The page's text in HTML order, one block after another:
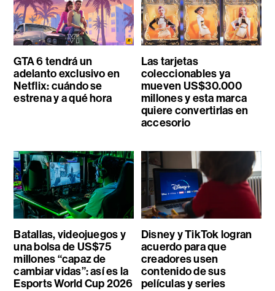
GTA 6 tendrá un
adelanto exclusivo en
Netflix: cuándo se
estrena y a qué hora
Las tarjetas
coleccionables ya
mueven US$30.000
millones y esta marca
quiere convertirlas en
accesorio
Batallas, videojuegos y
una bolsa de US$75
millones “capaz de
cambiar vidas”: así es la
Esports World Cup 2026
Disney y TikTok logran
acuerdo para que
creadores usen
contenido de sus
películas y series